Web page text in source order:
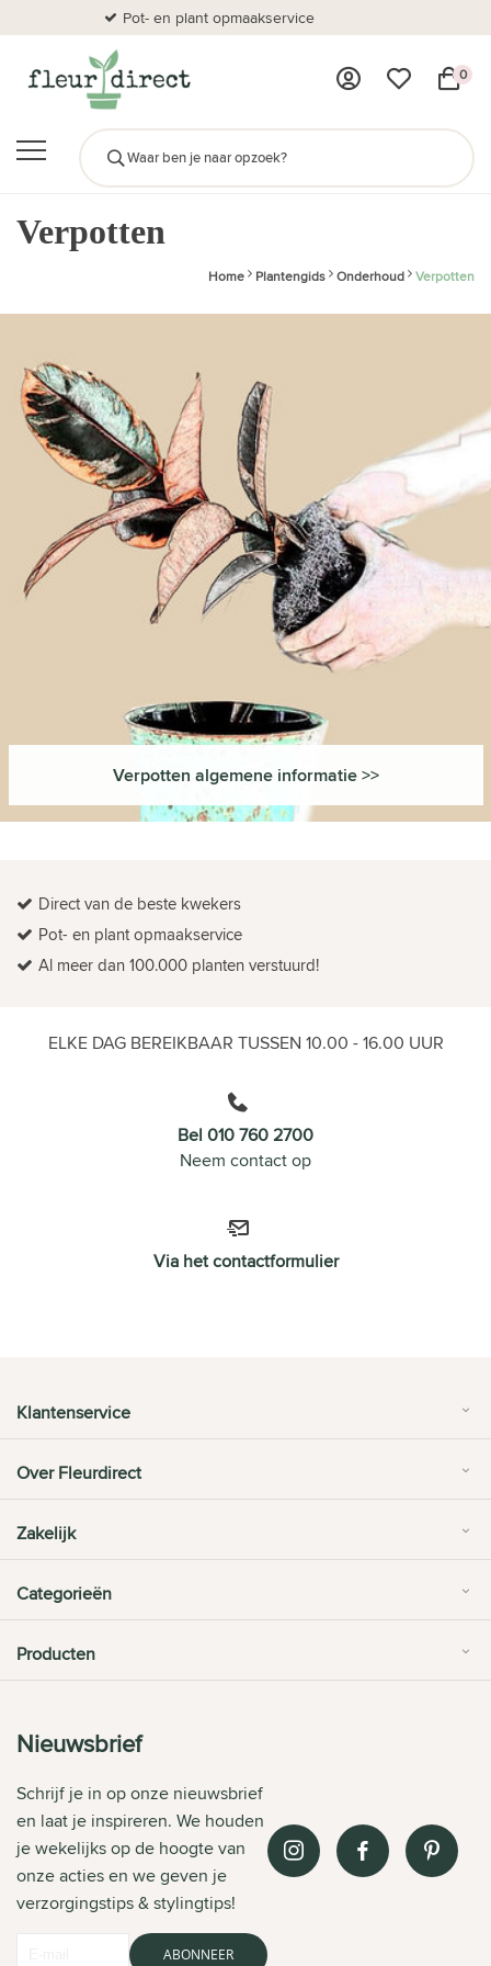
Pot- en plant opmaakservice
0
Verpotten
Home Plantengids Onderhoud Verpotten
Verpotten algemene informatie >>
Direct van de beste kwekers
Pot- en plant opmaakservice
Al meer dan 100.000 planten verstuurd!
ELKE DAG BEREIKBAAR TUSSEN 10.00 - 16.00 UUR
Bel 010 760 2700
Neem contact op
Via het contactformulier
Klantenservice
Over Fleurdirect
Zakelijk
Categorieën
Producten
Nieuwsbrief
Schrijf je in op onze nieuwsbrief
en laat je inspireren. We houden
je wekelijks op de hoogte van
onze acties en we geven je
verzorgingstips & stylingtips!
ABONNEER